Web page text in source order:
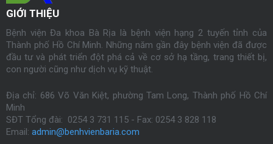
GIỚI THIỆU
Bệnh viện Đa khoa Bà Rịa là bệnh viện hạng 2 tuyến tỉnh của
Thành phố Hồ Chí Minh. Những năm gần đây bệnh viện đã được
đầu tư và phát triển đột phá cả về cơ sở hạ tầng, trang thiết bị,
con người cũng như dịch vụ kỹ thuật.
Địa chỉ: 686 Võ Văn Kiệt, phường Tam Long, Thành phố Hồ Chí
Minh
SĐT Tổng đài: 0254 3 731 115 - Fax: 0254 3 828 118
Email: admin@benhvienbaria.com